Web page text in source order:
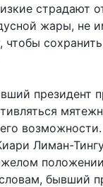
страдают
жары, не
чтобы
президент
Лиман-
бывший